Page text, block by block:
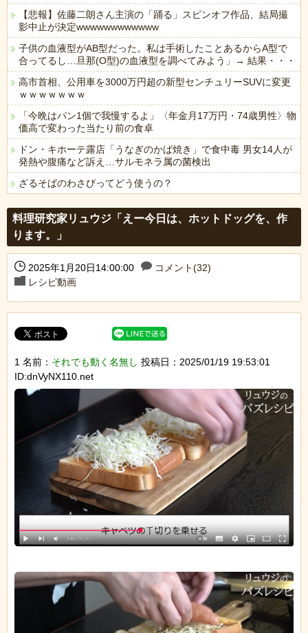
【悲報】佐藤二朗さん主演の「踊る」スピンオフ作品、結局撮
影中止が決定wwwwwwwwwwww
子供の血液型がAB型だった。私は手術したことあるからA型で
合ってるし…旦那(O型)の血液型を調べてみよう」→ 結果・・・
高市首相、公用車を3000万円超の新型センチュリーSUVに変更
ｗｗｗｗｗｗｗ
「今晩はパン1個で我慢するよ」〈年金月17万円・74歳男性〉物
価高で変わった当たり前の食卓
ドン・キホーテ露店「うなぎのかば焼き」で食中毒 男女14人が
発熱や腹痛など訴え…サルモネラ属の菌検出
ざるそばのわさびってどう使うの？
料理研究家リュウジ「えー今日は、ホットドッグを、作
ります。」
2025年1月20日14:00:00
コメント(32)
レシピ動画
1 名前： それでも動く名無し 投稿日：2025/01/19 19:53:01
ID:dnVyNX110.net